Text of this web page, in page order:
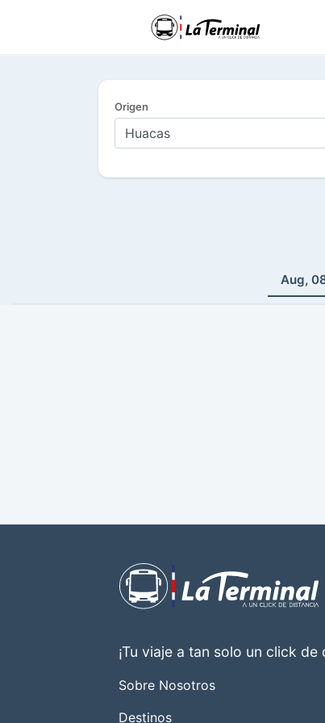
Origen
Aug,
¡Tu viaje a tan solo un click de
Sobre Nosotros
Destinos